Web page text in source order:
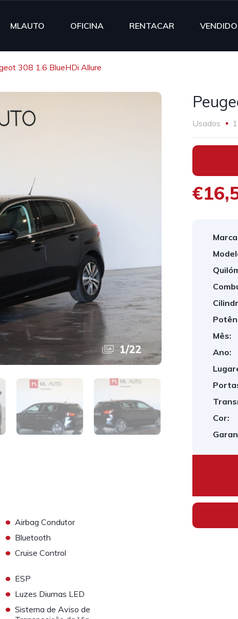
MLAUTO OFICINA RENTACAR
308 1.6 BlueHDi Allure
1/22
• Airbag Condutor
• Bluetooth
• Cruise Control
• ESP
• Luzes Diurnas LED
• Sistema de Aviso de
Usados
•
Mês:
Ano:
Cor: